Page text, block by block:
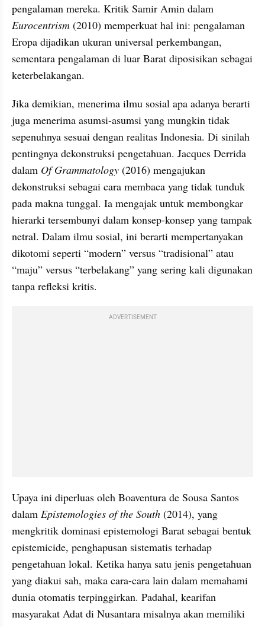
pengalaman mereka. Kritik Samir Amin dalam
Eurocentrism (2010) memperkuat hal ini: pengalaman
Eropa dijadikan ukuran universal perkembangan,
sementara pengalaman di luar Barat diposisikan sebagai
keterbelakangan.
Jika demikian, menerima ilmu sosial apa adanya berarti
juga menerima asumsi-asumsi yang mungkin tidak
sepenuhnya sesuai dengan realitas Indonesia. Di sinilah
pentingnya dekonstruksi pengetahuan. Jacques Derrida
dalam Of Grammatology (2016) mengajukan
dekonstruksi sebagai cara membaca yang tidak tunduk
pada makna tunggal. Ia mengajak untuk membongkar
hierarki tersembunyi dalam konsep-konsep yang tampak
netral. Dalam ilmu sosial, ini berarti mempertanyakan
dikotomi seperti “modern” versus “tradisional” atau
“maju” versus “terbelakang” yang sering kali digunakan
tanpa refleksi kritis.
ADVERTISEMENT
Upaya ini diperluas oleh Boaventura de Sousa Santos
dalam Epistemologies of the South (2014), yang
mengkritik dominasi epistemologi Barat sebagai bentuk
epistemicide, penghapusan sistematis terhadap
pengetahuan lokal. Ketika hanya satu jenis pengetahuan
yang diakui sah, maka cara-cara lain dalam memahami
dunia otomatis terpinggirkan. Padahal, kearifan
masyarakat Adat di Nusantara misalnya akan memiliki